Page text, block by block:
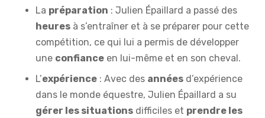
La préparation : Julien Épaillard a passé des
heures à s’entraîner et à se préparer pour cette
compétition, ce qui lui a permis de développer
une confiance en lui-même et en son cheval.
L’expérience : Avec des années d’expérience
dans le monde équestre, Julien Épaillard a su
gérer les situations difficiles et prendre les